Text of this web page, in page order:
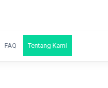
FAQ Tentang Kami